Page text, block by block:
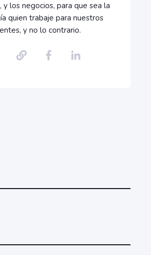
y los negocios, para que sea la
quien trabaje para nuestros
y no lo contrario.